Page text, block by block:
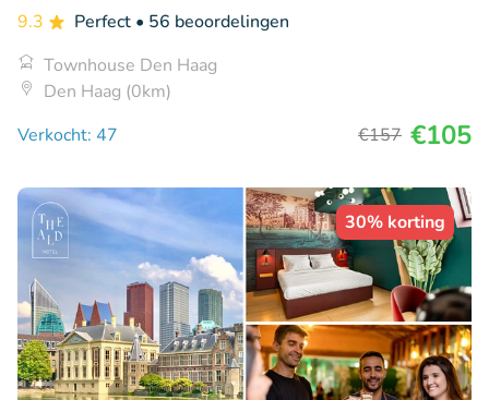
9.3 Perfect • 56 beoordelingen
Townhouse Den Haag
Den Haag (0km)
Verkocht: 47
€157 €105
30% korting